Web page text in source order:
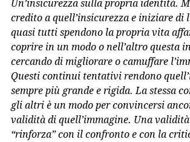
Un’insicurezza sulla propria identità.
credito a quell’insicurezza e iniziare di
quasi tutti spendono la propria vita
coprire in un modo o nell’altro questa
cercando di migliorare o camuffare
Questi continui tentativi rendono
sempre più grande e rigida. La stessa
gli altri è un modo per convincersi
validità di quell’immagine. Una
“rinforza” con il confronto e con la